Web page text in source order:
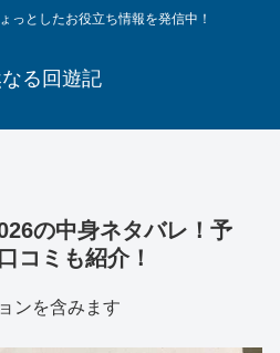
っとしたお役立ち情報を発信中！
る回遊記
の中身ネタバレ！予
コミも紹介！
ンを含みます